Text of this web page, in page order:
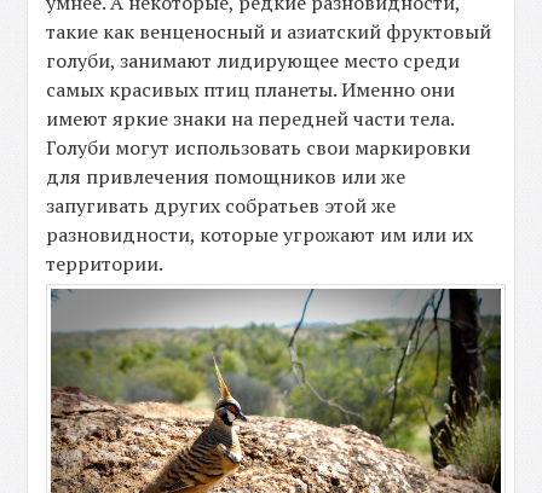
такие как венценосный и азиатский фруктовый
голуби, занимают лидирующее место среди
самых красивых птиц планеты. Именно они
имеют яркие знаки на передней части тела.
Голуби могут использовать свои маркировки
для привлечения помощников или же
запугивать других собратьев этой же
разновидности, которые угрожают им или их
территории.